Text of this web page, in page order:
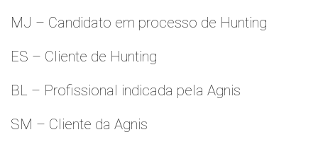
MJ – Candidato em processo de Hunting
ES – Cliente de Hunting
BL – Profissional indicada pela Agnis
SM – Cliente da Agnis